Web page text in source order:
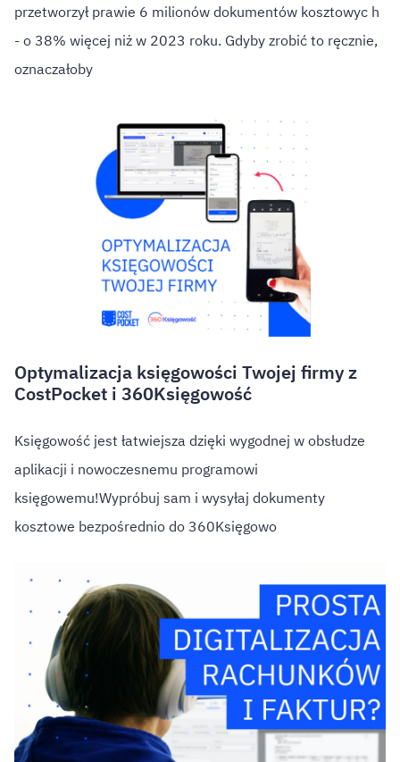
przetworzył prawie 6 milionów dokumentów kosztowyc h
- o 38% więcej niż w 2023 roku. Gdyby zrobić to ręcznie,
oznaczałoby
Optymalizacja księgowości Twojej firmy z
CostPocket i 360Księgowość
Księgowość jest łatwiejsza dzięki wygodnej w obsłudze
aplikacji i nowoczesnemu programowi
księgowemu!Wypróbuj sam i wysyłaj dokumenty
kosztowe bezpośrednio do 360Księgowo